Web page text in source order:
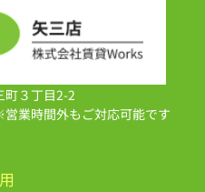
町３丁目2-2
業時間外もご対応可能です